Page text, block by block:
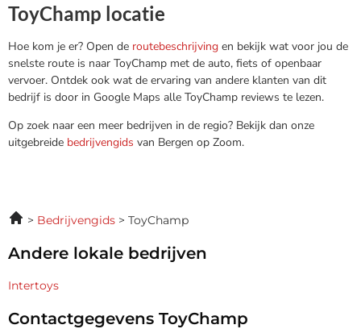
ToyChamp locatie
Hoe kom je er? Open de routebeschrijving en bekijk wat voor jou de
snelste route is naar ToyChamp met de auto, fiets of openbaar
vervoer. Ontdek ook wat de ervaring van andere klanten van dit
bedrijf is door in Google Maps alle ToyChamp reviews te lezen.
Op zoek naar een meer bedrijven in de regio? Bekijk dan onze
uitgebreide bedrijvengids van Bergen op Zoom.
Bedrijvengids ToyChamp
Andere lokale bedrijven
Intertoys
Contactgegevens ToyChamp